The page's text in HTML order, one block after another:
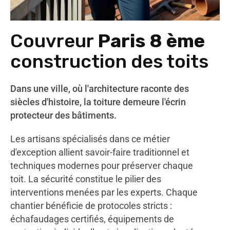
Couvreur Paris 8 ème
construction des toits
Dans une ville, où l'architecture raconte des
siècles d'histoire, la toiture demeure l'écrin
protecteur des bâtiments.
Les artisans spécialisés dans ce métier
d'exception allient savoir-faire traditionnel et
techniques modernes pour préserver chaque
toit. La sécurité constitue le pilier des
interventions menées par les experts. Chaque
chantier bénéficie de protocoles stricts :
échafaudages certifiés, équipements de